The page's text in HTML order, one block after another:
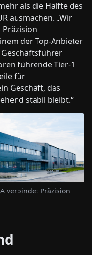
als die Hälfte des
ausmachen. „Wir
der Top-Anbieter
führende Tier-1
für
Geschäft, das
stabil bleibt.“
verbindet Präzision